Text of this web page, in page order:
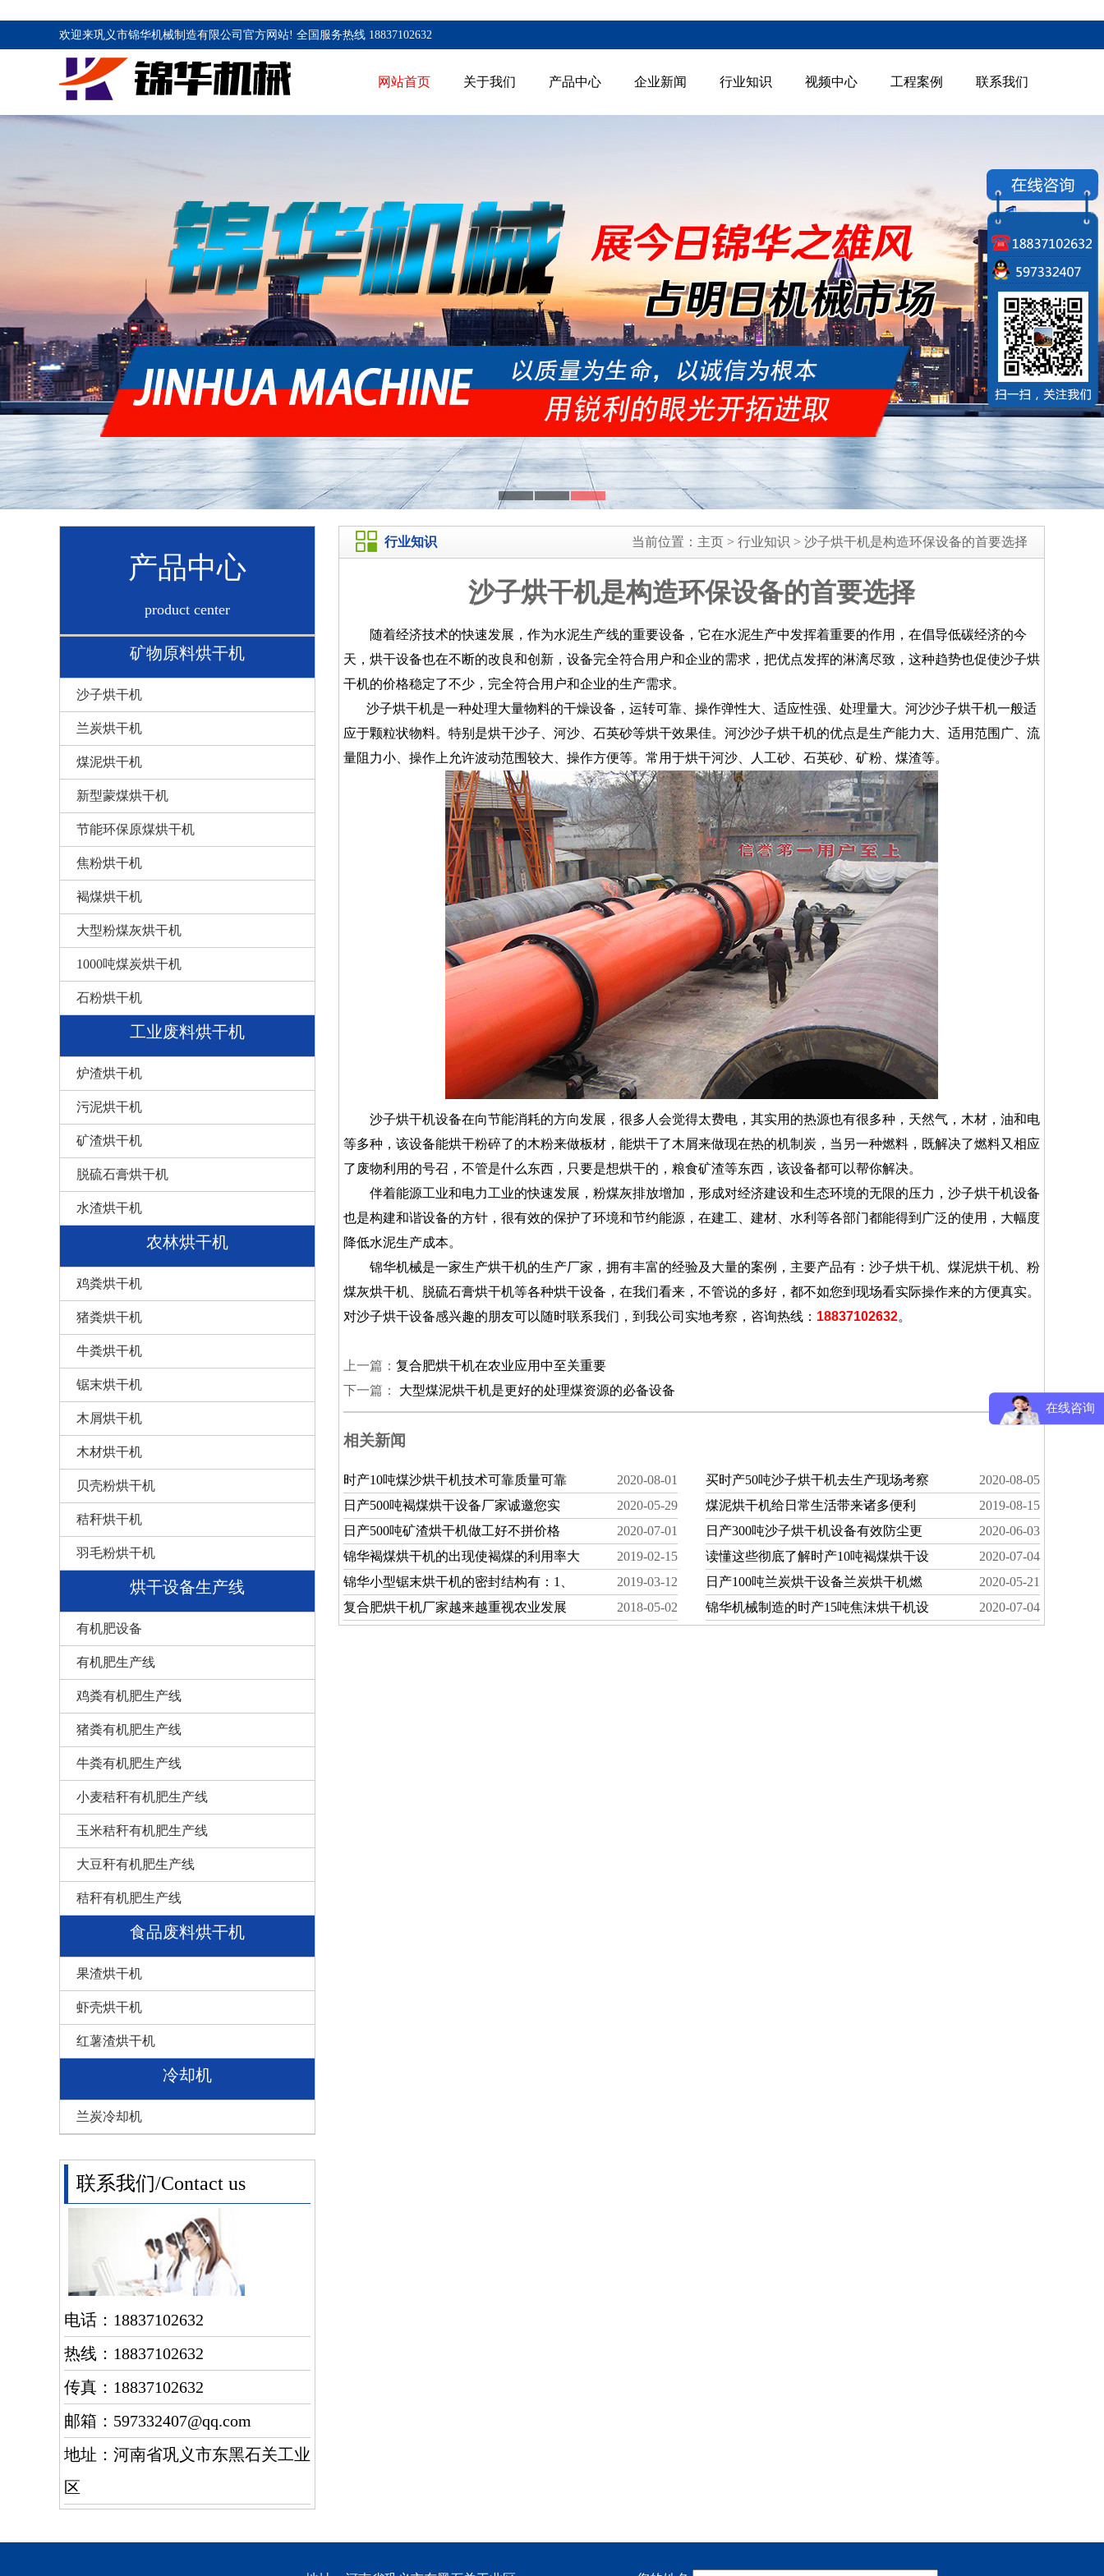
欢迎来巩义市锦华机械制造有限公司官方网站! 全国服务热线 18837102632
网站首页 关于我们 产品中心 企业新闻 行业知识 视频中心 工程案例 联系我们
1 2 3
产品中心
product center
矿物原料烘干机
沙子烘干机
兰炭烘干机
煤泥烘干机
新型蒙煤烘干机
节能环保原煤烘干机
焦粉烘干机
褐煤烘干机
大型粉煤灰烘干机
1000吨煤炭烘干机
石粉烘干机
工业废料烘干机
炉渣烘干机
污泥烘干机
矿渣烘干机
脱硫石膏烘干机
水渣烘干机
农林烘干机
鸡粪烘干机
猪粪烘干机
牛粪烘干机
锯末烘干机
木屑烘干机
木材烘干机
贝壳粉烘干机
秸秆烘干机
羽毛粉烘干机
烘干设备生产线
有机肥设备
有机肥生产线
鸡粪有机肥生产线
猪粪有机肥生产线
牛粪有机肥生产线
小麦秸秆有机肥生产线
玉米秸秆有机肥生产线
大豆秆有机肥生产线
秸秆有机肥生产线
食品废料烘干机
果渣烘干机
虾壳烘干机
红薯渣烘干机
冷却机
兰炭冷却机
联系我们/Contact us
电话：18837102632
热线：18837102632
传真：18837102632
邮箱：597332407@qq.com
地址：河南省巩义市东黑石关工业
区
行业知识 当前位置： 主页 > 行业知识 > 沙子烘干机是构造环保设备的首要选择
沙子烘干机是构造环保设备的首要选择
随着经济技术的快速发展，作为水泥生产线的重要设备，它在水泥生产中发挥着重要的作用，在倡导低碳经济的今
天，烘干设备也在不断的改良和创新，设备完全符合用户和企业的需求，把优点发挥的淋漓尽致，这种趋势也促使沙子烘
干机的价格稳定了不少，完全符合用户和企业的生产需求。
沙子烘干机是一种处理大量物料的干燥设备，运转可靠、操作弹性大、适应性强、处理量大。河沙沙子烘干机一般适
应于颗粒状物料。特别是烘干沙子、河沙、石英砂等烘干效果佳。河沙沙子烘干机的优点是生产能力大、适用范围广、流
量阻力小、操作上允许波动范围较大、操作方便等。常用于烘干河沙、人工砂、石英砂、矿粉、煤渣等。
沙子烘干机设备在向节能消耗的方向发展，很多人会觉得太费电，其实用的热源也有很多种，天然气，木材，油和电
等多种，该设备能烘干粉碎了的木粉来做板材，能烘干了木屑来做现在热的机制炭，当另一种燃料，既解决了燃料又相应
了废物利用的号召，不管是什么东西，只要是想烘干的，粮食矿渣等东西，该设备都可以帮你解决。
伴着能源工业和电力工业的快速发展，粉煤灰排放增加，形成对经济建设和生态环境的无限的压力，沙子烘干机设备
也是构建和谐设备的方针，很有效的保护了环境和节约能源，在建工、建材、水利等各部门都能得到广泛的使用，大幅度
降低水泥生产成本。
锦华机械是一家生产烘干机的生产厂家，拥有丰富的经验及大量的案例，主要产品有：沙子烘干机、煤泥烘干机、粉
煤灰烘干机、脱硫石膏烘干机等各种烘干设备，在我们看来，不管说的多好，都不如您到现场看实际操作来的方便真实。
对沙子烘干设备感兴趣的朋友可以随时联系我们，到我公司实地考察，咨询热线： 18837102632。
上一篇： 复合肥烘干机在农业应用中至关重要
下一篇：
大型煤泥烘干机是更好的处理煤资源的必备设备
相关新闻
时产10吨煤沙烘干机技术可靠质量可靠
2020-08-01
日产500吨褐煤烘干设备厂家诚邀您实
2020-05-29
日产500吨矿渣烘干机做工好不拼价格
2020-07-01
锦华褐煤烘干机的出现使褐煤的利用率大
2019-02-15
锦华小型锯末烘干机的密封结构有：1、
2019-03-12
复合肥烘干机厂家越来越重视农业发展
2018-05-02
买时产50吨沙子烘干机去生产现场考察
2020-08-05
煤泥烘干机给日常生活带来诸多便利
2019-08-15
日产300吨沙子烘干机设备有效防尘更
2020-06-03
读懂这些彻底了解时产10吨褐煤烘干设
2020-07-04
日产100吨兰炭烘干设备兰炭烘干机燃
2020-05-21
锦华机械制造的时产15吨焦沫烘干机设
2020-07-04
在线咨询